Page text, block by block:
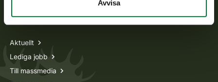
Avvisa
Information om oss
Aktuellt
Lediga jobb
Till massmedia